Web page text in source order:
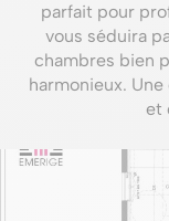
parfait pour
vous séduira
chambres bien
harmonieux.
et